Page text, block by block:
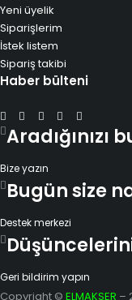
Yeni üyelik
Siparişlerim
İstek listem
Sipariş takibi
Haber bülteni
Aradığınızı
Bize yazın
Bugün size
Destek merkezi
Geri bildirim yapın
Copyright © ELMAKSER –